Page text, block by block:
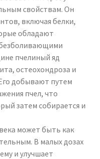
свойствам. Он
включая белки,
обладают
пчелиный яд
остеохондроза и
добывают путем
пчел, что
затем собирается и
может быть как
В малых дозах
и улучшает